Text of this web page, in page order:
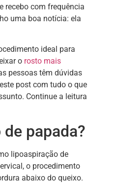
recebo com frequência
uma boa notícia: ela
ideal para
o rosto mais
pessoas têm dúvidas
post com tudo o que
Continue a leitura
papada?
lipoaspiração de
o procedimento
abaixo do queixo.